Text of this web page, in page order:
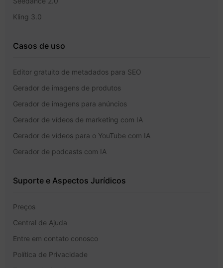
Kling 3.0
Casos de uso
Editor gratuito de metadados para SEO
Gerador de imagens de produtos
Gerador de imagens para anúncios
Gerador de vídeos de marketing com IA
Gerador de vídeos para o YouTube com IA
Gerador de podcasts com IA
Suporte e Aspectos Jurídicos
Preços
Central de Ajuda
Entre em contato conosco
Política de Privacidade